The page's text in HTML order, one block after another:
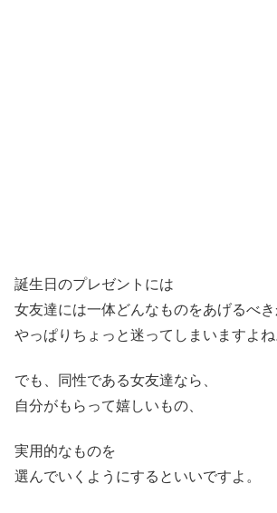
誕生日のプレゼントには
女友達には一体どんなものをあげるべき
やっぱりちょっと迷ってしまいますよね
でも、同性である女友達なら、
自分がもらって嬉しいもの、
実用的なものを
選んでいくようにするといいですよ。